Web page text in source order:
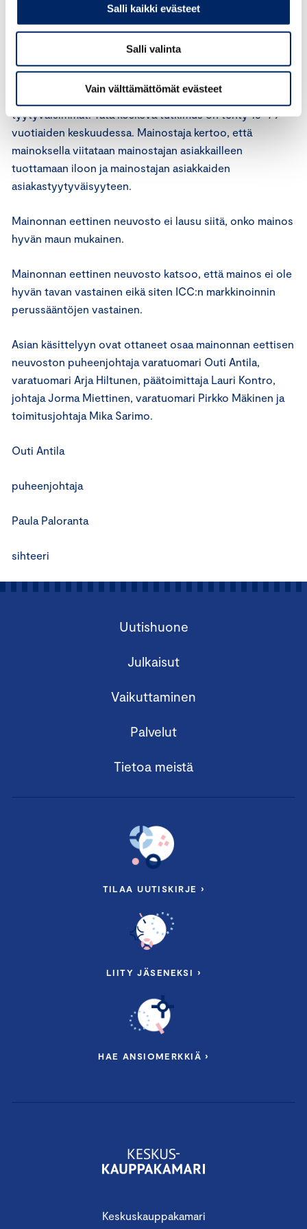
Salli kaikki evästeet
Salli valinta
Vain välttämättömät evästeet
markkinointi ei saa sisältää sellaista ilmaisua, ääntä tai
kuvaa, jonka voidaan katsoa olevan hyvän tavan
vastainen kyseisessä maassa tai kulttuurissa.
jonka kertoman mukaan sen asiakkaat ovat Suomen
tyytyväisimmät. Tätä koskeva tutkimus on tehty 15–79-
vuotiaiden keskuudessa. Mainostaja kertoo, että
mainoksella viitataan mainostajan asiakkailleen
tuottamaan iloon ja mainostajan asiakkaiden
asiakastyytyväisyyteen.
Mainonnan eettinen neuvosto ei lausu siitä, onko mainos
hyvän maun mukainen.
Mainonnan eettinen neuvosto katsoo, että mainos ei ole
hyvän tavan vastainen eikä siten ICC:n markkinoinnin
perussääntöjen vastainen.
Asian käsittelyyn ovat ottaneet osaa mainonnan eettisen
neuvoston puheenjohtaja varatuomari Outi Antila,
varatuomari Arja Hiltunen, päätoimittaja Lauri Kontro,
johtaja Jorma Miettinen, varatuomari Pirkko Mäkinen ja
toimitusjohtaja Mika Sarimo.
Outi Antila
puheenjohtaja
Paula Paloranta
sihteeri
Keskuskauppakamari
Uutishuone
Julkaisut
Vaikuttaminen
Palvelut
Tietoa meistä
TILAA UUTISKIRJE ›
LIITY JÄSENEKSI ›
HAE ANSIOMERKKIÄ ›